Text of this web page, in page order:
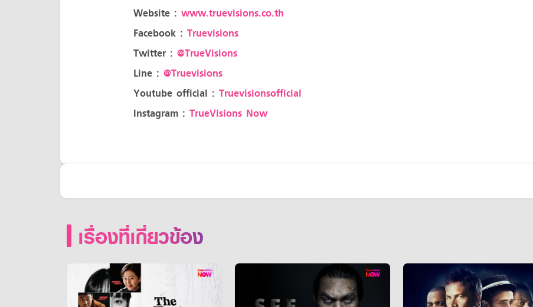
Website : www.truevisions.co.th
Facebook : Truevisions
Twitter : @TrueVisions
Line : @Truevisions
Youtube official : Truevisionsofficial
Instagram : TrueVisions Now
เรื่องที่เกี่ยวข้อง